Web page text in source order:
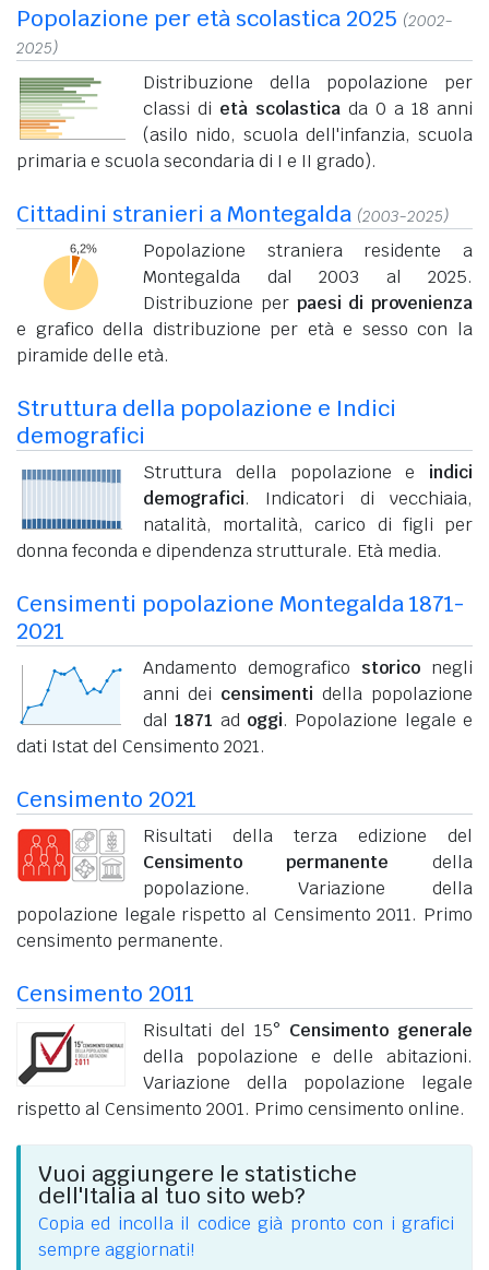
Popolazione per età scolastica 2025 (2002-
2025)
Distribuzione della popolazione per
classi di età scolastica da 0 a 18 anni
(asilo nido, scuola dell'infanzia, scuola
primaria e scuola secondaria di I e II grado).
Cittadini stranieri a Montegalda (2003-2025)
Popolazione straniera residente a
Montegalda dal 2003 al 2025.
Distribuzione per paesi di provenienza
e grafico della distribuzione per età e sesso con la
piramide delle età.
Struttura della popolazione e Indici
demografici
Struttura della popolazione e indici
demografici. Indicatori di vecchiaia,
natalità, mortalità, carico di figli per
donna feconda e dipendenza strutturale. Età media.
Censimenti popolazione Montegalda 1871-
2021
Andamento demografico storico negli
anni dei censimenti della popolazione
dal1871 ad oggi. Popolazione legale e
dati Istat del Censimento 2021.
Censimento 2021
Risultati della terza edizione del
Censimento permanente della
popolazione. Variazione della
popolazione legale rispetto al Censimento 2011. Primo
censimento permanente.
Censimento 2011
Risultati del 15° Censimento generale
della popolazione e delle abitazioni.
Variazione della popolazione legale
rispetto al Censimento 2001. Primo censimento online.
Vuoi aggiungere le statistiche
dell'Italia al tuo sito web?
Copia ed incolla il codice già pronto con i grafici
sempre aggiornati!